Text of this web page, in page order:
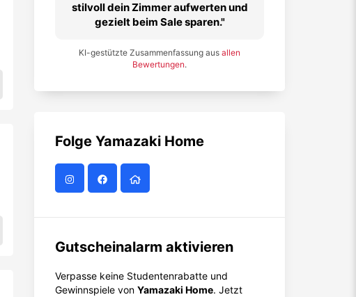
stilvoll dein Zimmer aufwerten und
gezielt beim Sale sparen.
KI-gestützte Zusammenfassung aus allen
Bewertungen.
Folge Yamazaki Home
Gutscheinalarm aktivieren
Verpasse keine Studentenrabatte und
Gewinnspiele von Yamazaki Home. Jetzt